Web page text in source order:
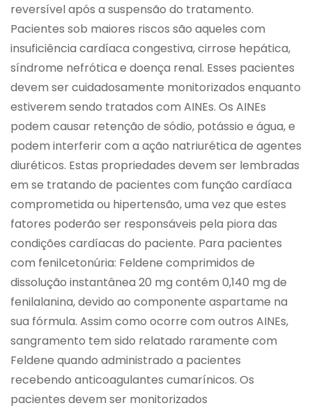
reversível após a suspensão do tratamento.
Pacientes sob maiores riscos são aqueles com
insuficiência cardíaca congestiva, cirrose hepática,
síndrome nefrótica e doença renal. Esses pacientes
devem ser cuidadosamente monitorizados enquanto
estiverem sendo tratados com AINEs. Os AINEs
podem causar retenção de sódio, potássio e água, e
podem interferir com a ação natriurética de agentes
diuréticos. Estas propriedades devem ser lembradas
em se tratando de pacientes com função cardíaca
comprometida ou hipertensão, uma vez que estes
fatores poderão ser responsáveis pela piora das
condições cardíacas do paciente. Para pacientes
com fenilcetonúria: Feldene comprimidos de
dissolução instantânea 20 mg contém 0,140 mg de
fenilalanina, devido ao componente aspartame na
sua fórmula. Assim como ocorre com outros AINEs,
sangramento tem sido relatado raramente com
Feldene quando administrado a pacientes
recebendo anticoagulantes cumarínicos. Os
pacientes devem ser monitorizados